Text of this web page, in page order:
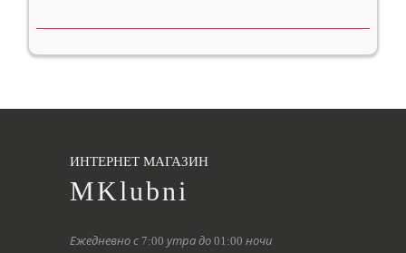
ИНТЕРНЕТ МАГАЗИН
MKlubni
Ежедневно с 7:00 утра до 01:00 ночи